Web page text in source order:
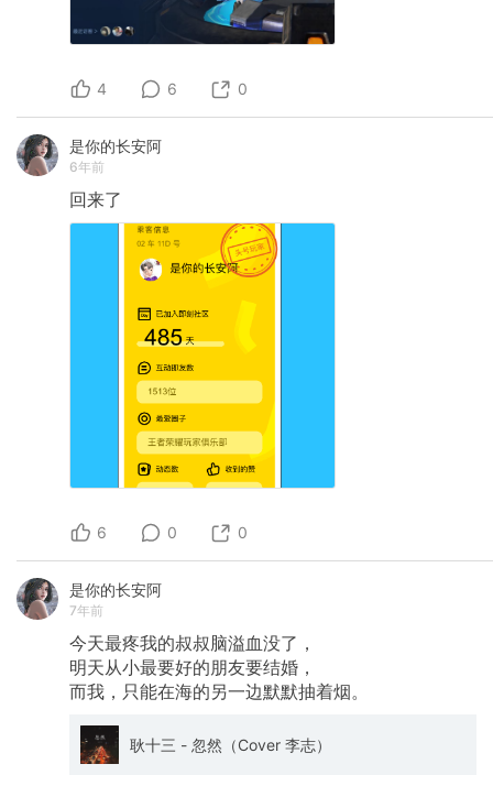
4 6 0
是你的长安阿
6年前
回来了
6 0 0
是你的长安阿
7年前
今天最疼我的叔叔脑溢血没了，
明天从小最要好的朋友要结婚，
而我，只能在海的另一边默默抽着烟。
耿十三 - 忽然（Cover 李志）